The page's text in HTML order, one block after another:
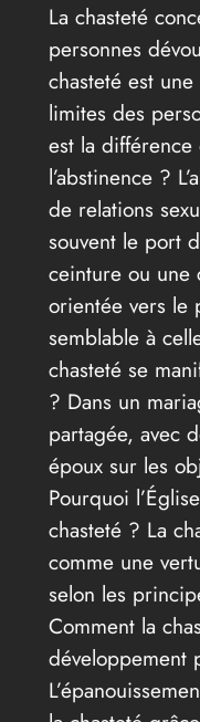
La chasteté
personnes
chasteté est
limites des
est la différence
l’abstinence ?
de relations
souvent le port
ceinture ou une
orientée vers le
semblable à
chasteté se
? Dans un
partagée, avec
époux sur les
Pourquoi
chasteté ? La
comme une
selon les
Comment la
développement